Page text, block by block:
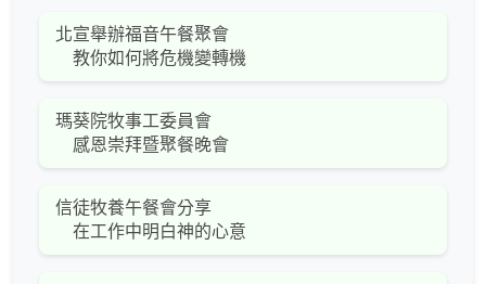
北宣舉辦福音午餐聚會
教你如何將危機變轉機
瑪葵院牧事工委員會
感恩崇拜暨聚餐晚會
信徒牧養午餐會分享
在工作中明白神的心意